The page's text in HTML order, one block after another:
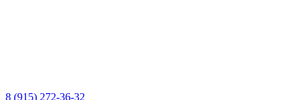
8 (915) 272-36-32